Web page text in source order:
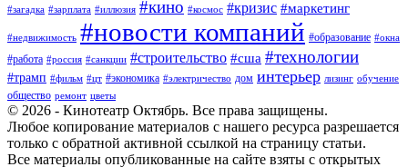
#загадка #зарплата #иллюзия #кино #космос #кризис #маркетинг
#недвижимость #новости компаний #образование #окна
#работа #россия #санкции #строительство #сша #технологии
#трамп #фильм #цт #экономика #электричество дом интерьер лизинг обучение
общество ремонт цветы
© 2026 - Кинотеатр Октябрь. Все права защищены.
Любое копирование материалов с нашего ресурса разрешается
только с обратной активной ссылкой на страницу статьи.
Все материалы опубликованные на сайте взяты с открытых